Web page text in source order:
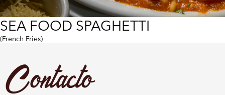
SEA FOOD SPAGHETTI
(French Fries)
Contacto